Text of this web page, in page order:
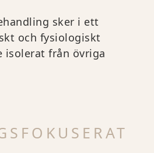
sker i ett
och fysiologiskt
isolerat från övriga